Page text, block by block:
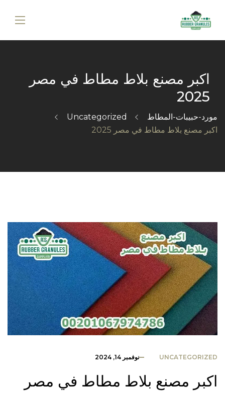
اكبر مصنع بلاط مطاط في مصر
2025
مورد-حبيبات-المطاط
Uncategorized
اكبر مصنع بلاط مطاط في مصر 2025
UNCATEGORIZED نوفمبر 14, 2024
اكبر مصنع بلاط مطاط في مصر